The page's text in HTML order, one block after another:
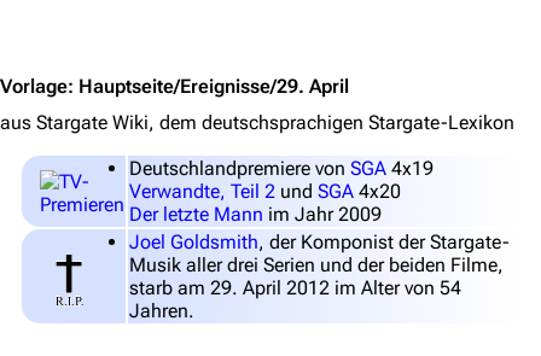
Personen
Völker
Orte
Objekte
Zeitleiste
Fanprojekte
Vorlage: Hauptseite/Ereignisse/29. April
aus Stargate Wiki, dem deutschsprachigen Stargate-Lexikon
Deutschlandpremiere von SGA 4x19
Verwandte, Teil 2 und SGA 4x20
Der letzte Mann im Jahr 2009
Joel Goldsmith, der Komponist der Stargate-
Musik aller drei Serien und der beiden Filme,
starb am 29. April 2012 im Alter von 54
Jahren.